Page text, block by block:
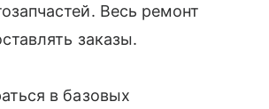
Весь ремонт
заказы.
в базовых